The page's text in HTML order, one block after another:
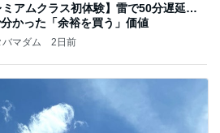
ミアムクラス初体験】雷で50分遅延…
かった「余裕を買う」価値
マダム 2日前